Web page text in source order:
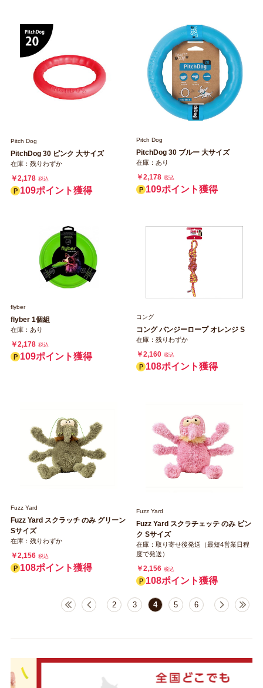
Pitch Dog
PitchDog 30 ピンク 大サイズ
在庫：残りわずか
￥2,178 税込
109ポイント獲得
Pitch Dog
PitchDog 30 ブルー 大サイズ
在庫：あり
￥2,178 税込
109ポイント獲得
flyber
flyber 1個組
在庫：あり
￥2,178 税込
109ポイント獲得
コング
コング バンジーロープ オレンジ S
在庫：残りわずか
￥2,160 税込
108ポイント獲得
Fuzz Yard
Fuzz Yard スクラッチ のみ グリーン
Sサイズ
在庫：残りわずか
￥2,156 税込
108ポイント獲得
Fuzz Yard
Fuzz Yard スクラチェッテ のみ ピン
ク Sサイズ
在庫：取り寄せ後発送（最短4営業日程
度で発送）
￥2,156 税込
108ポイント獲得
2 3 4 5 6